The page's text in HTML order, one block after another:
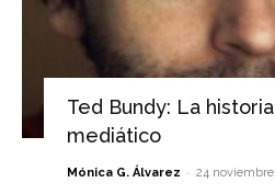
Ted Bundy: La
mediático
Mónica G. Álvarez - 24